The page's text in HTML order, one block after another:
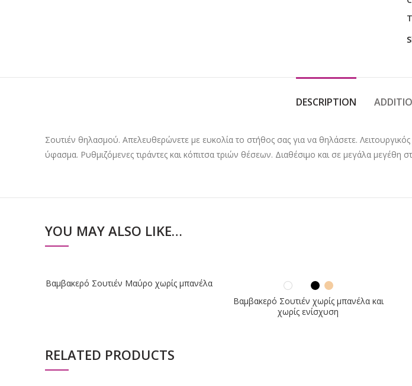
DESCRIPTION
Σουτιέν θηλασμού. Απελευθερώνετε με ευκολία το στήθος σας για να θηλάσετε.
ύφασμα. Ρυθμιζόμενες τιράντες και κόπιτσα τριών θέσεων. Διαθέσιμο και σε μεγάλα μεγέθη
YOU MAY ALSO LIKE…
Βαμβακερό Σουτιέν Μαύρο χωρίς μπανέλα
Βαμβακερό Σουτιέν χωρίς μπανέλα και
χωρίς ενίσχυση
RELATED PRODUCTS